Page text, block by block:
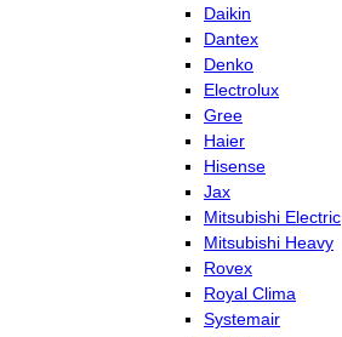
Daikin
Dantex
Denko
Electrolux
Gree
Haier
Hisense
Jax
Mitsubishi Electric
Mitsubishi Heavy
Rovex
Royal Clima
Systemair